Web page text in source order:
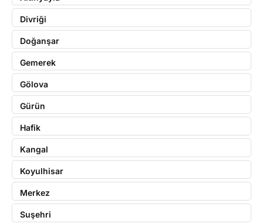
Divriği
Doğanşar
Gemerek
Gölova
Gürün
Hafik
Kangal
Koyulhisar
Merkez
Suşehri